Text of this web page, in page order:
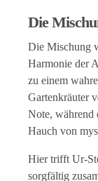
Die
Die Mischung
Harmonie der
zu einem
Gartenkräuter
Note, während
Hauch von
Hier trifft Ur-
sorgfältig